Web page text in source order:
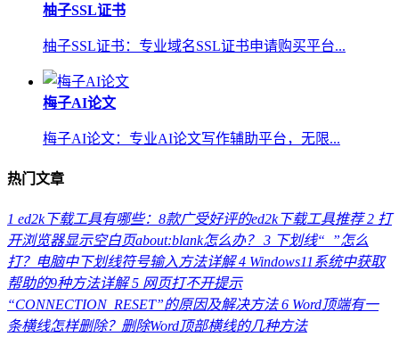
柚子SSL证书
柚子SSL证书：专业域名SSL证书申请购买平台...
梅子AI论文
梅子AI论文：专业AI论文写作辅助平台，无限...
热门文章
1 ed2k下载工具有哪些：8款广受好评的ed2k下载工具推荐 2 打
开浏览器显示空白页about:blank怎么办？ 3 下划线“_”怎么
打？电脑中下划线符号输入方法详解 4 Windows11系统中获取
帮助的9种方法详解 5 网页打不开提示
“CONNECTION_RESET”的原因及解决方法 6 Word顶端有一
条横线怎样删除？删除Word顶部横线的几种方法